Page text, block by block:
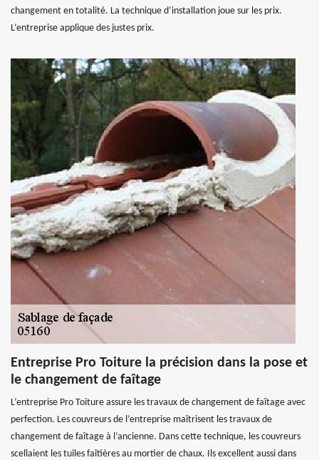
changement en totalité. La technique d’installation joue sur les prix.
L’entreprise applique des justes prix.
Entreprise Pro Toiture la précision dans la pose et
le changement de faîtage
L’entreprise Pro Toiture assure les travaux de changement de faîtage avec
perfection. Les couvreurs de l’entreprise maîtrisent les travaux de
changement de faîtage à l’ancienne. Dans cette technique, les couvreurs
scellaient les tuiles faîtières au mortier de chaux. Ils excellent aussi dans